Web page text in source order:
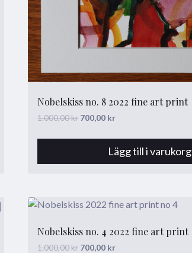
Nobelskiss no. 8 2022 fine art print
1.000,00kr Det
priset
1.000,00 kr.
700,00 krDet
priset
är:
700,00 kr.
Lägg till i varukorg
Nobelskiss no. 4 2022 fine art print
1.000,00kr Det
700,00 krDet